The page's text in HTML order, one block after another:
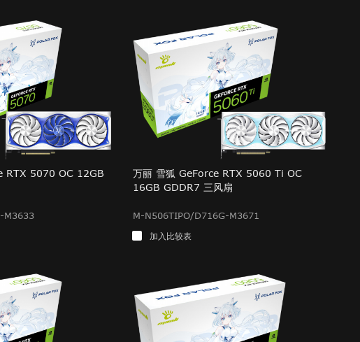
RTX 5070 OC 12GB
M3633
万丽 雪狐 GeForce RTX 5060 Ti OC
16GB GDDR7 三风扇
M-N506TIPO/D716G-M3671
加入比较表